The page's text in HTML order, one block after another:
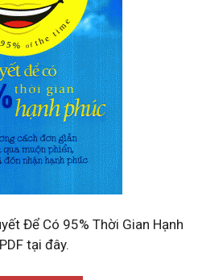
Để Có 95% Thời Gian Hạnh
tại đây.